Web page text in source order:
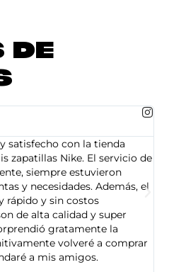
DE
satisfecho con la tienda
zapatillas Nike. El servicio de
siempre estuvieron
y necesidades. Además, el
rápido y sin costos
de alta calidad y super
gratamente la
volveré a comprar
a mis amigos.